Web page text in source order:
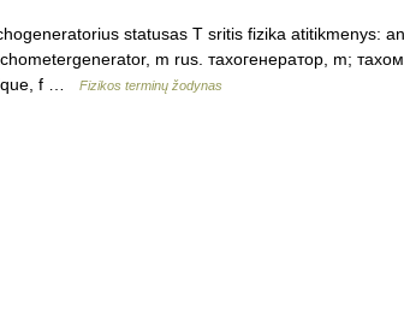
statusas T sritis fizika atitikmenys:
m rus. тахогенератор, m;
f …
Fizikos terminų žodynas